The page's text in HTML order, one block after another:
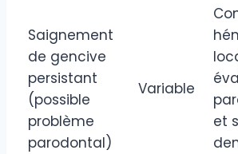
Saignement
de gencive
persistant
(possible
problème
parodontal)
Variable
et